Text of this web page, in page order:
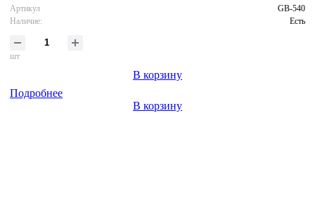
Артикул
GB-540
Наличие:
Есть
шт
В корзину
Подробнее
В корзину